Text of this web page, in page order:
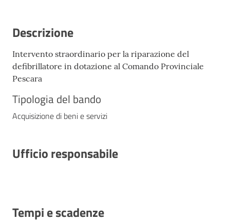
Descrizione
Intervento straordinario per la riparazione del
defibrillatore in dotazione al Comando Provinciale
Pescara
Tipologia del bando
Acquisizione di beni e servizi
Ufficio responsabile
Tempi e scadenze